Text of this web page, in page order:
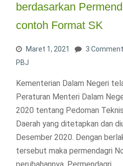
berdasarkan
contoh Format SK
Maret 1, 2021 3
PBJ
Kementerian Dalam Negeri
Peraturan Menteri Dalam
2020 tentang Pedoman
Daerah yang ditetapkan dan
Desember 2020. Dengan
tersebut maka permendagri